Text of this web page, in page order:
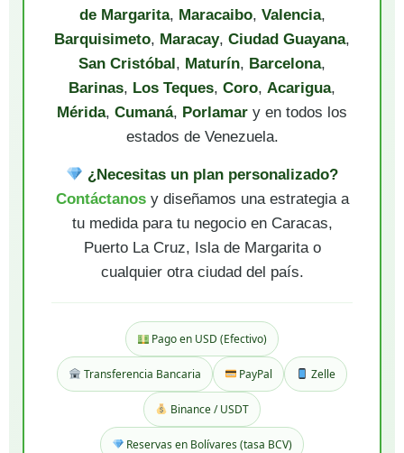
de Margarita, Maracaibo, Valencia,
Barquisimeto, Maracay, Ciudad Guayana,
San Cristóbal, Maturín, Barcelona,
Barinas, Los Teques, Coro, Acarigua,
Mérida, Cumaná, Porlamar y en todos los
estados de Venezuela.
¿Necesitas un plan personalizado?
Contáctanosy diseñamos una estrategia a
tu medida para tu negocio en Caracas,
Puerto La Cruz, Isla de Margarita o
cualquier otra ciudad del país.
Pago en USD (Efectivo)
Transferencia Bancaria PayPal Zelle
Binance / USDT
Reservas en Bolívares (tasa BCV)